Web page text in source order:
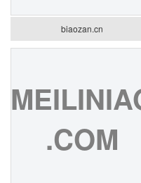
biaozan.cn
.COM